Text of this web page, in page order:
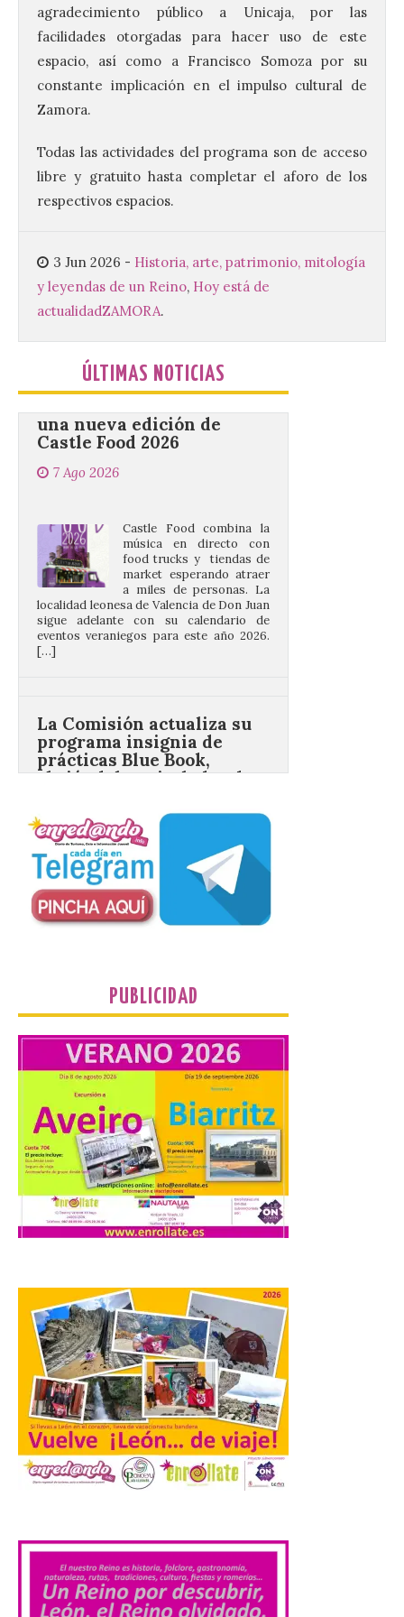
agradecimiento público a Unicaja, por las
facilidades otorgadas para hacer uso de este
espacio, así como a Francisco Somoza por su
constante implicación en el impulso cultural de
Zamora.
Todas las actividades del programa son de acceso
libre y gratuito hasta completar el aforo de los
respectivos espacios.
3 Jun 2026 - Historia, arte, patrimonio, mitología
y leyendas de un Reino, Hoy está de
actualidadZAMORA.
ÚLTIMAS NOTICIAS
Ciclo “Mujeres en la
Historia y la
Peregrinación”, en
Benavides de Órbigo.
7 Ago 2026
Conferencia de Victorina
peregrinación femenina.
Presentación del Libro
“Va de Monjas”, de José
de agosto, a las 20,00 horas, en el
auditorio de Benavides de […]
Food trucks y música en
Valencia de Don Juan en
una nueva edición de
Castle Food 2026
7 Ago 2026
market esperando atraer
a miles de personas. La
localidad leonesa de Valencia de Don Juan
sigue adelante con su calendario de
eventos veraniegos para este año 2026.
[…]
prácticas Blue Book,
abriéndolo a titulados de
EFP
Las solicitudes estarán
abiertas del 22 de julio al 4
de septiembre de 2026.
Bruselas, 6 de agosto de
2026.- La Comisión
Europea ha actualizado las normas de su
Despega el primer avión
de Iberia con wifi de alta
velocidad gratuito de
Starlink
6 Ago 2026
Iberia se convierte en la
primera aerolínea
española en ofrecer wifi a
bordo de Starlink, la
constelación de satélites
de Iberia con la innovación […]
La Junta promueve la
contratación temporal de
jóvenes desempleados
para la realización de
obras y servicios de
interés general y social
con más de 8,7 millones de
La Consejería de
Industria, Universidades,
PUBLICIDAD